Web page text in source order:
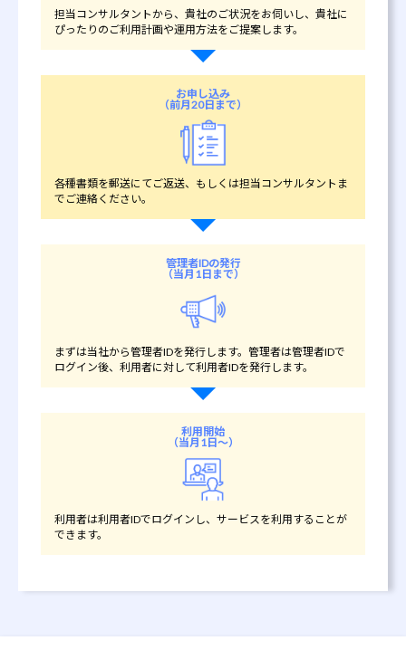
担当コンサルタントから、貴社のご状況をお伺いし、貴社に
ぴったりのご利用計画や運用方法をご提案します。
お申し込み
（前月20日まで）
各種書類を郵送にてご返送、もしくは担当コンサルタントま
でご連絡ください。
管理者IDの発行
（当月1日まで）
まずは当社から管理者IDを発行します。管理者は管理者IDで
ログイン後、利用者に対して利用者IDを発行します。
利用開始
（当月1日～）
利用者は利用者IDでログインし、サービスを利用することが
できます。